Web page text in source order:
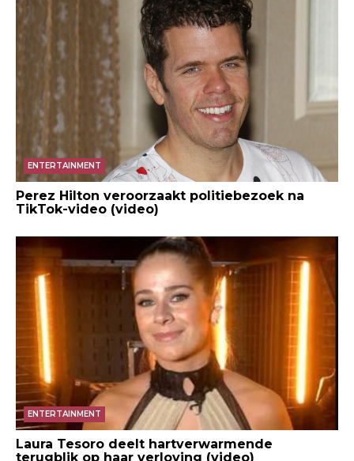
ENTERTAINMENT
Perez Hilton veroorzaakt politiebezoek na
TikTok-video (video)
ENTERTAINMENT
Laura Tesoro deelt hartverwarmende
terugblik op haar verloving (video)